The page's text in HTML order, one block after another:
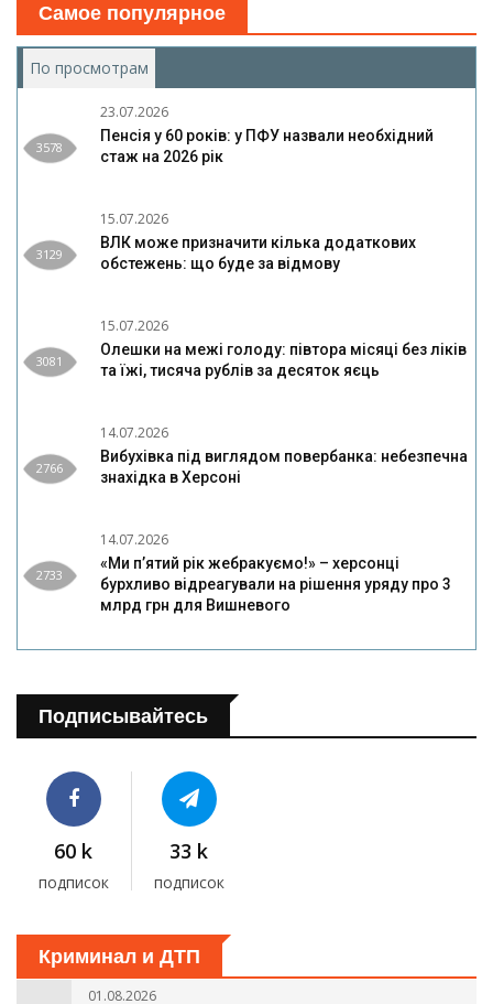
Самое популярное
По просмотрам
3578
23.07.2026
Пенсія у 60 років: у ПФУ назвали необхідний
стаж на 2026 рік
3129
15.07.2026
ВЛК може призначити кілька додаткових
обстежень: що буде за відмову
3081
15.07.2026
Олешки на межі голоду: півтора місяці без ліків
та їжі, тисяча рублів за десяток яєць
2766
14.07.2026
Вибухівка під виглядом повербанка: небезпечна
знахідка в Херсоні
2733
14.07.2026
«Ми п’ятий рік жебракуємо!» – херсонці
бурхливо відреагували на рішення уряду про 3
млрд грн для Вишневого
Подписывайтесь
60 k
подписок
33 k
подписок
Криминал и ДТП
01.08.2026